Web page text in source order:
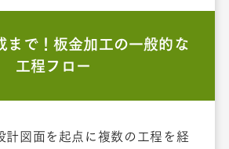
まで！板金加工の一般的な
工程フロー
計図面を起点に複数の工程を経